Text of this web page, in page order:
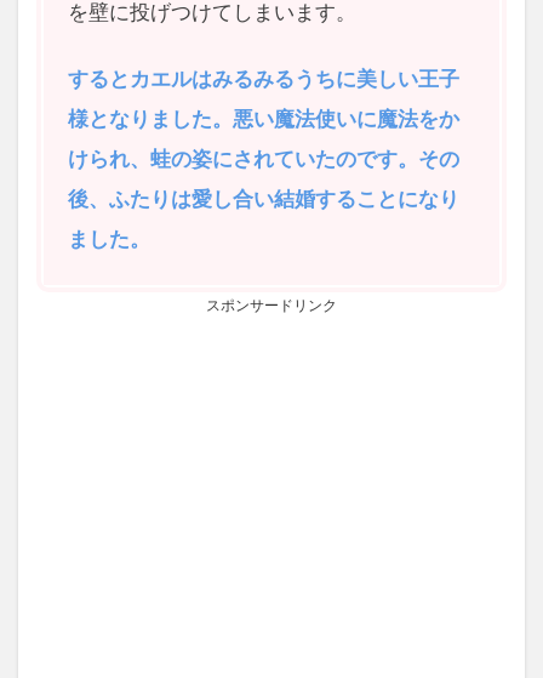
を壁に投げつけてしまいます。
するとカエルはみるみるうちに美しい王子
様となりました。悪い魔法使いに魔法をか
けられ、蛙の姿にされていたのです。その
後、ふたりは愛し合い結婚することになり
ました。
スポンサードリンク